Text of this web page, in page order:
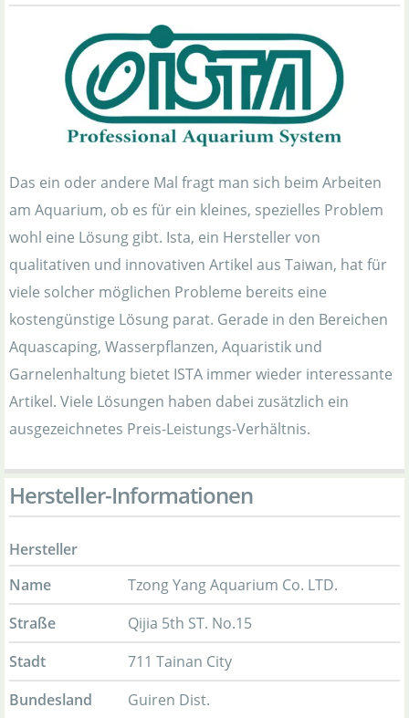
Das ein oder andere Mal fragt man sich beim Arbeiten
am Aquarium, ob es für ein kleines, spezielles Problem
wohl eine Lösung gibt. Ista, ein Hersteller von
qualitativen und innovativen Artikel aus Taiwan, hat für
viele solcher möglichen Probleme bereits eine
kostengünstige Lösung parat. Gerade in den Bereichen
Aquascaping, Wasserpflanzen, Aquaristik und
Garnelenhaltung bietet ISTA immer wieder interessante
Artikel. Viele Lösungen haben dabei zusätzlich ein
ausgezeichnetes Preis-Leistungs-Verhältnis.
Hersteller-Informationen
Hersteller
Name
Tzong Yang Aquarium Co. LTD.
Straße
Qijia 5th ST. No.15
Stadt
711 Tainan City
Bundesland
Guiren Dist.